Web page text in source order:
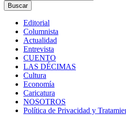
Buscar
Editorial
Columnista
Actualidad
Entrevista
CUENTO
LAS DÉCIMAS
Cultura
Economía
Caricatura
NOSOTROS
Política de Privacidad y